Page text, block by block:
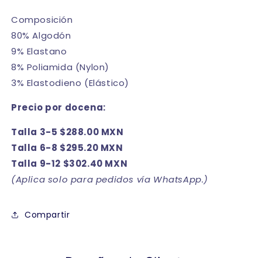
6
Composición
80% Algodón
9% Elastano
8% Poliamida (Nylon)
3% Elastodieno (Elástico)
Precio por docena:
Talla 3-5 $288.00 MXN
Talla 6-8 $295.20 MXN
Talla 9-12 $302.40 MXN
(Aplica solo para pedidos vía WhatsApp.)
Compartir